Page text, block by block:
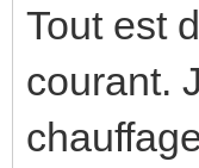
Tout est
courant.